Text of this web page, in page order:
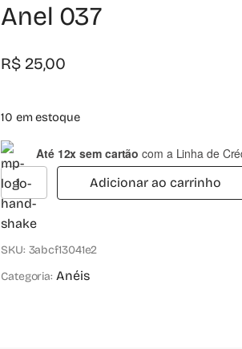
Anel 037
R$25,00
10 em estoque
Até 12x sem cartão com a Linha de
Adicionar ao carrinho
SKU: 3abcf13041e2
Categoria: Anéis